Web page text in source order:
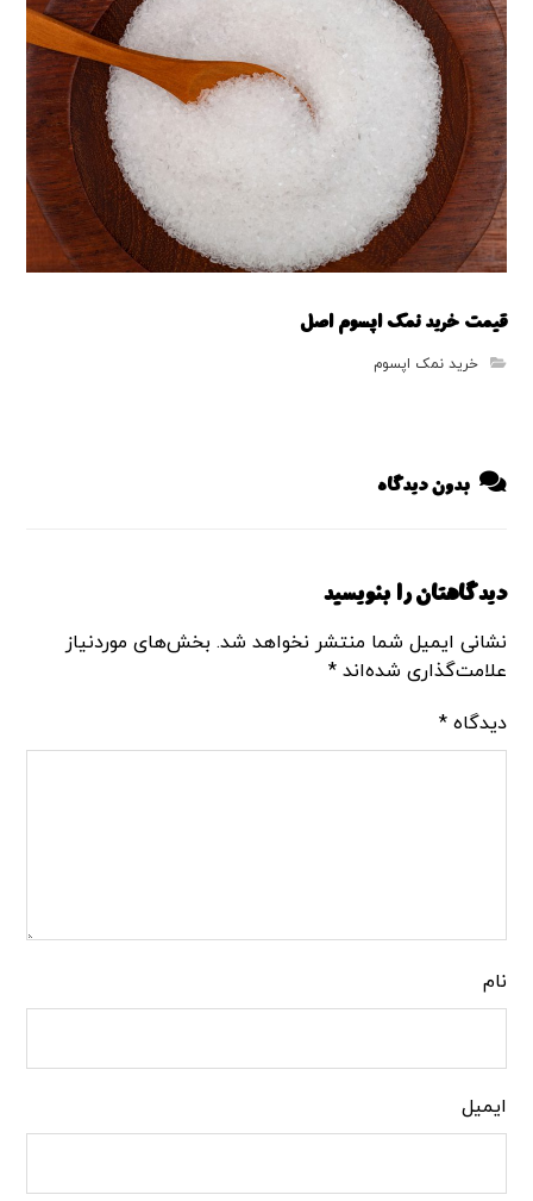
قیمت خرید نمک اپسوم اصل
خرید نمک اپسوم
بدون دیدگاه
دیدگاهتان را بنویسید
نشانی ایمیل شما منتشر نخواهد شد. بخش‌های موردنیاز
علامت‌گذاری شده‌اند*
دیدگاه*
نام
ایمیل